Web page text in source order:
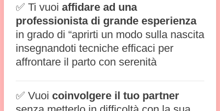
✅ Ti vuoi affidare ad una
professionista di grande esperienza
in grado di “aprirti un modo sulla nascita
insegnandoti tecniche efficaci per
affrontare il parto con serenità
✅ Vuoi coinvolgere il tuo partner